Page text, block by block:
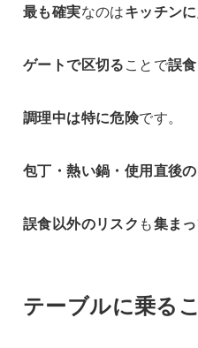
最も確実なのはキッチン
ゲートで区切ることで誤
調理中は特に危険です。
包丁・熱い鍋・使用直後
誤食以外のリスク も集ま
テーブルに乗る